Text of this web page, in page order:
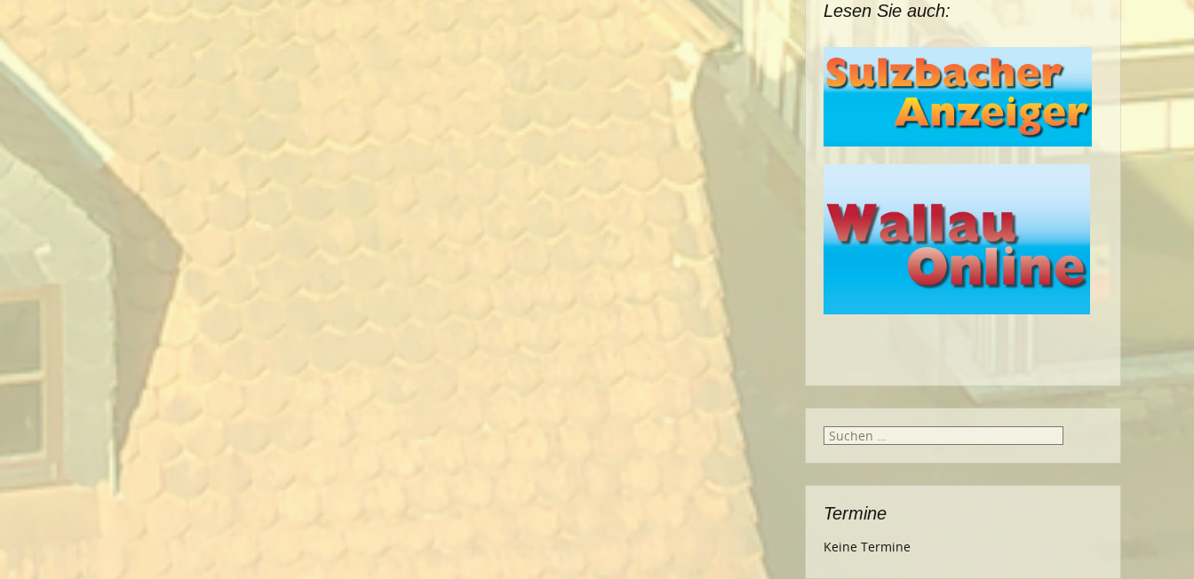
Lesen Sie auch:
Suche
Termine
Keine Termine